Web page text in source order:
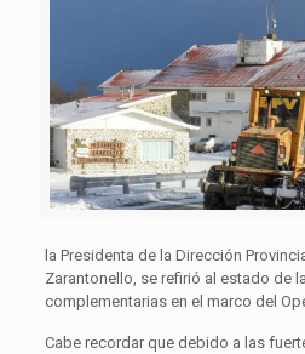
la Presidenta de la Dirección
Zarantonello, se refirió al estado de
complementarias en el marco del
Cabe recordar que debido a las